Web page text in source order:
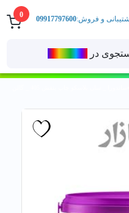
0
در
و فروش:09917797600